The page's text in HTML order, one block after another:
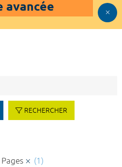
avancée
RECHERCHER
(1)